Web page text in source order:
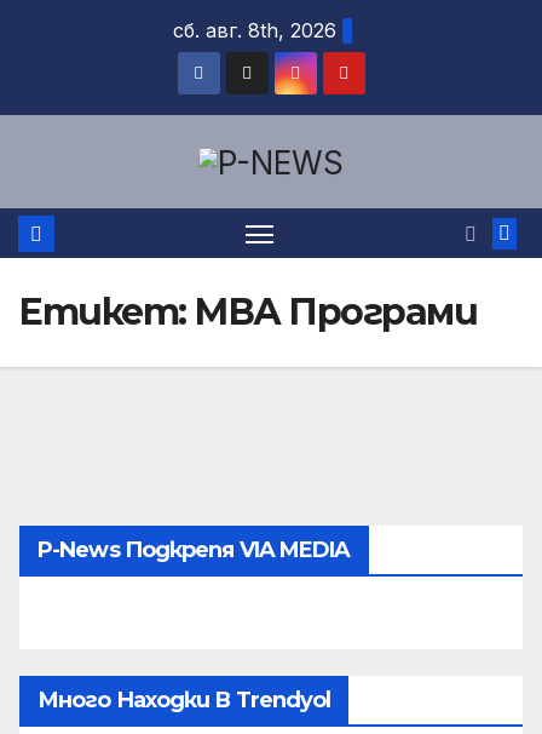
сб. авг. 8th, 2026
Етикет: МВА Програми
P-News Подкрепя VIA MEDIA
Много Находки В Trendyol